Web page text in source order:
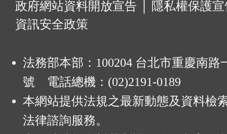
政府網站資料開放宣告
隱私權保護
資訊安全政策
法務部本部：100204 台北市重慶南路
號 電話總機：(02)2191-0189
本網站提供法規之最新動態及資料檢
法律諮詢服務。